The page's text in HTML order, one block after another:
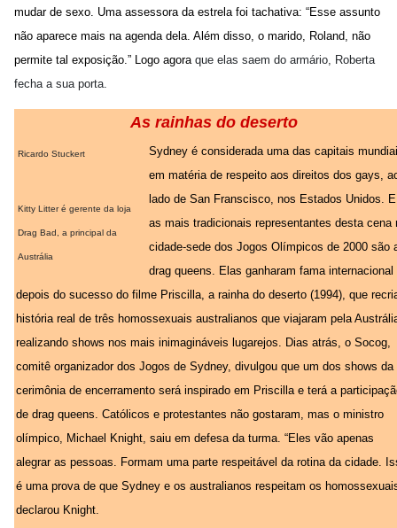
mudar de sexo. Uma assessora da estrela foi tachativa: “Esse assunto
não aparece mais na agenda dela. Além disso, o marido, Roland, não
permite tal exposição.” Logo agora que elas saem do armário, Roberta
fecha a sua porta.
As rainhas do deserto
Ricardo Stuckert
Kitty Litter é gerente da loja
Drag Bad, a principal da
Austrália
Sydney é considerada uma das capitais
em matéria de respeito aos direitos dos gays,
lado de San Franscisco, nos Estados Unidos. E
as mais tradicionais representantes desta cena
cidade-sede dos Jogos Olímpicos de 2000 são
drag queens. Elas ganharam fama internacional
depois do sucesso do filme Priscilla, a rainha do deserto (1994), que
história real de três homossexuais australianos que viajaram pela
realizando shows nos mais inimagináveis lugarejos. Dias atrás, o Socog,
comitê organizador dos Jogos de Sydney, divulgou que um dos shows da
cerimônia de encerramento será inspirado em Priscilla e terá a
de drag queens. Católicos e protestantes não gostaram, mas o ministro
olímpico, Michael Knight, saiu em defesa da turma. “Eles vão apenas
alegrar as pessoas. Formam uma parte respeitável da rotina da cidade.
é uma prova de que Sydney e os australianos respeitam os
declarou Knight.